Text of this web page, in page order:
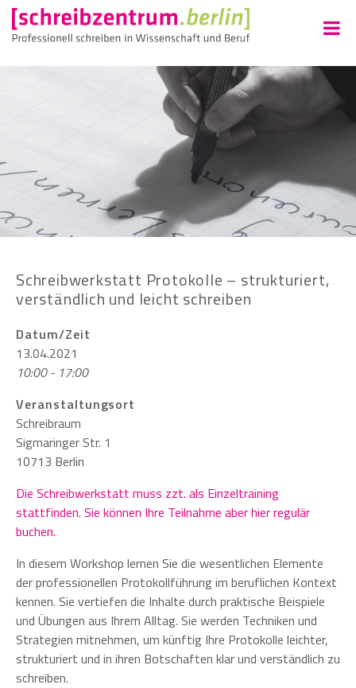
Schreibwerkstatt Protokolle – strukturiert,
verständlich und leicht schreiben
Datum/Zeit
13.04.2021
10:00 - 17:00
Veranstaltungsort
Schreibraum
Sigmaringer Str. 1
10713 Berlin
Die Schreibwerkstatt muss zzt. als Einzeltraining
stattfinden. Sie können Ihre Teilnahme aber hier regulär
buchen.
In diesem Workshop lernen Sie die wesentlichen Elemente
der professionellen Protokollführung im beruflichen Kontext
kennen. Sie vertiefen die Inhalte durch praktische Beispiele
und Übungen aus Ihrem Alltag. Sie werden Techniken und
Strategien mitnehmen, um künftig Ihre Protokolle leichter,
strukturiert und in ihren Botschaften klar und verständlich zu
schreiben.